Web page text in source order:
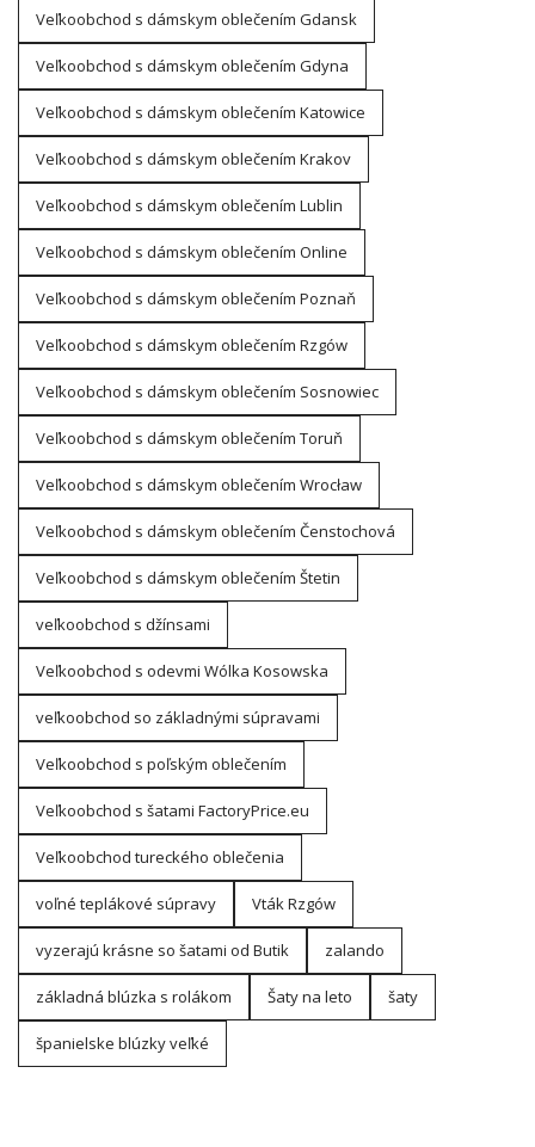
Veľkoobchod s dámskym oblečením Gdansk
Veľkoobchod s dámskym oblečením Gdyna
Veľkoobchod s dámskym oblečením Katowice
Veľkoobchod s dámskym oblečením Krakov
Veľkoobchod s dámskym oblečením Lublin
Veľkoobchod s dámskym oblečením Online
Veľkoobchod s dámskym oblečením Poznaň
Veľkoobchod s dámskym oblečením Rzgów
Veľkoobchod s dámskym oblečením Sosnowiec
Veľkoobchod s dámskym oblečením Toruň
Veľkoobchod s dámskym oblečením Wrocław
Veľkoobchod s dámskym oblečením Čenstochová
Veľkoobchod s dámskym oblečením Štetin
veľkoobchod s džínsami
Veľkoobchod s odevmi Wólka Kosowska
veľkoobchod so základnými súpravami
Veľkoobchod s poľským oblečením
Veľkoobchod s šatami FactoryPrice.eu
Veľkoobchod tureckého oblečenia
voľné teplákové súpravy Vták Rzgów
vyzerajú krásne so šatami od Butik zalando
základná blúzka s rolákom Šaty na leto šaty
španielske blúzky veľké